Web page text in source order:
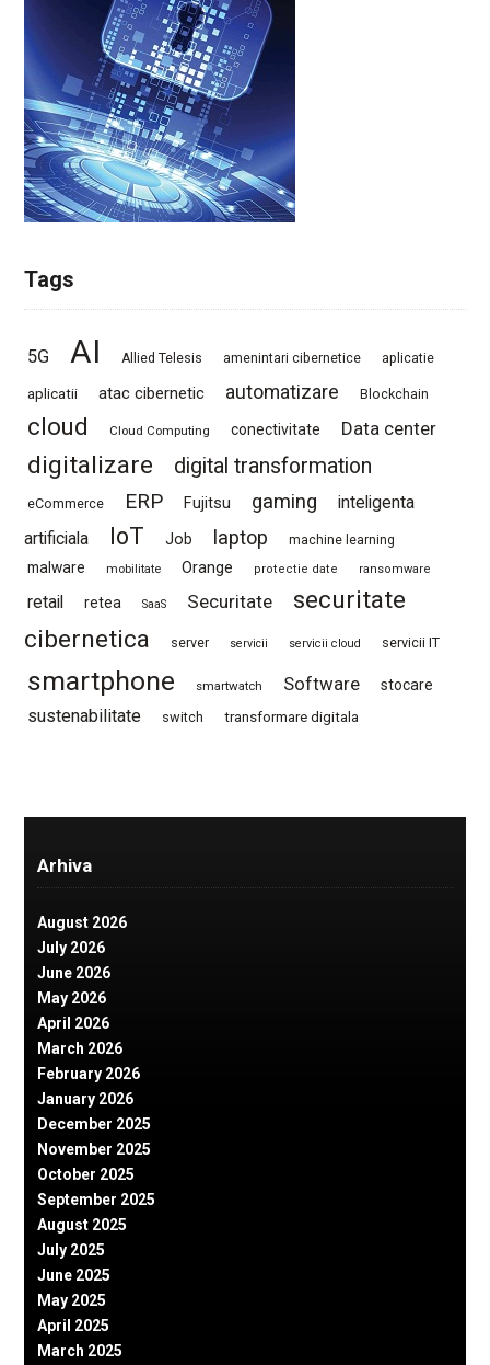
Tags
5G AI Allied Telesis amenintari cibernetice aplicatie
aplicatii atac cibernetic automatizare Blockchain
cloud Cloud Computing conectivitate Data center
digitalizare digital transformation
eCommerce ERP Fujitsu gaming
inteligenta
artificiala
IoT Job laptop machine learning
malware mobilitate Orange protectie date ransomware
retail retea SaaS Securitate
securitate
cibernetica
server servicii servicii cloud servicii IT
smartphone smartwatch Software stocare
sustenabilitate switch transformare digitala
Arhiva
August 2026
July 2026
June 2026
May 2026
April 2026
March 2026
February 2026
January 2026
December 2025
November 2025
October 2025
September 2025
August 2025
July 2025
June 2025
May 2025
April 2025
March 2025